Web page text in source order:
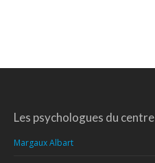
Les psychologues du centre
Margaux Albart